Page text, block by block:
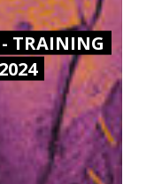
- TRAINING